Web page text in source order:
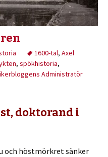
1600-tal, Axel
, spökhistoria,
Administratör
doktorand i
och höstmörkret sänker